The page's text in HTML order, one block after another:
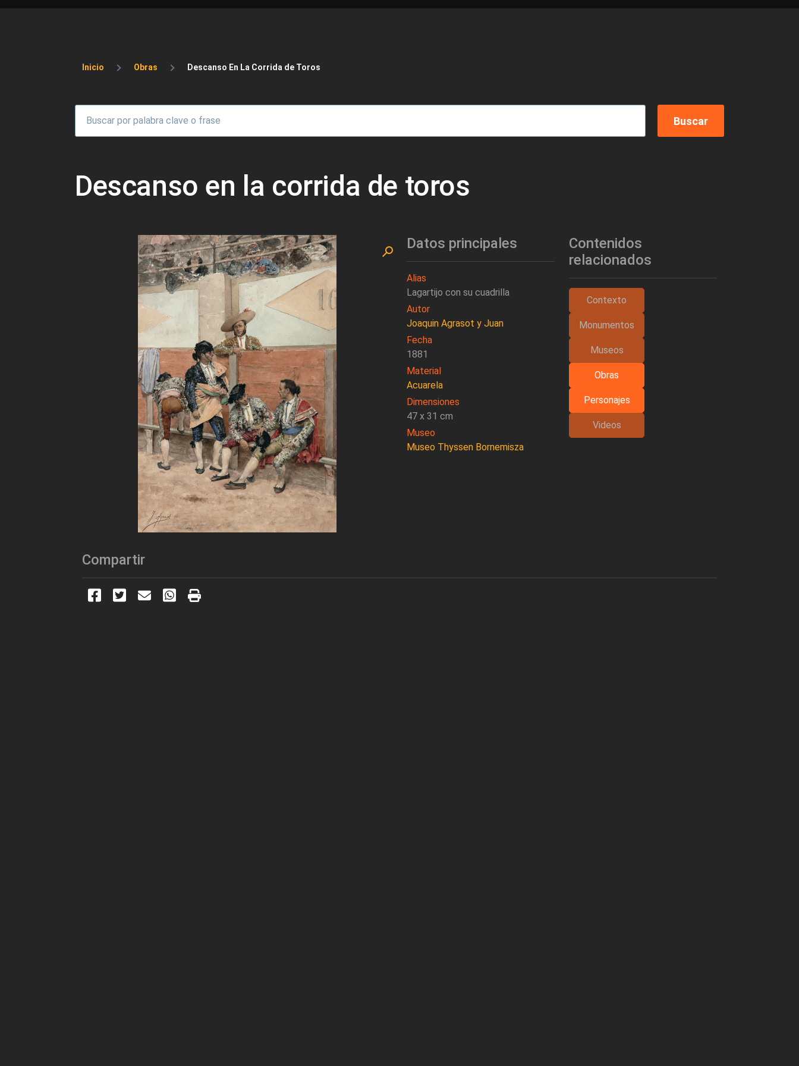
Sobrescribir enlaces de ayuda a la navegación
Inicio Obras Descanso En La Corrida de Toros
Descanso en la corrida de toros
Datos principales
Alias
Lagartijo con su cuadrilla
Autor
Joaquin Agrasot y Juan
Fecha
1881
Material
Acuarela
Dimensiones
47 x 31 cm
Museo
Museo Thyssen Bornemisza
Contenidos
relacionados
Contexto
Monumentos
Museos
Obras
Personajes
Videos
Compartir